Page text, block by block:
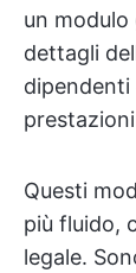
un
dettagli
dipendenti
Questi
più fluido,
legale.